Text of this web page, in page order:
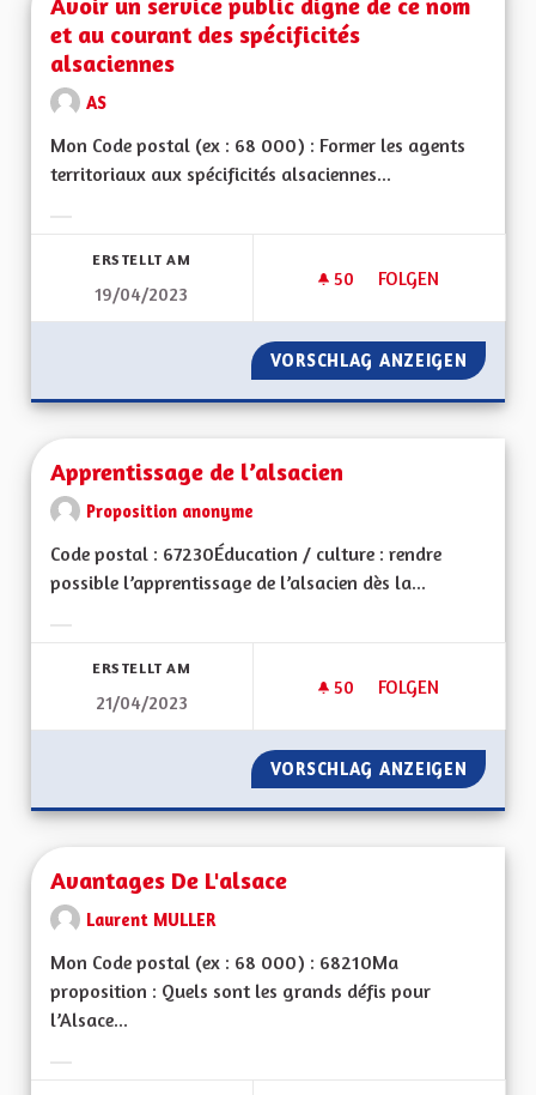
et au courant des spécificités
alsaciennes
AS
Mon Code postal (ex : 68 000) : Former les agents
territoriaux aux spécificités alsaciennes...
ERSTELLT AM
19/04/2023
50 50 FOLLOWER
FOLGEN
AVOIR UN
VORSCHLAG ANZEIGEN AVOIR
Apprentissage de l’alsacien
Proposition anonyme
Code postal : 67230Éducation / culture : rendre
possible l’apprentissage de l’alsacien dès la...
ERSTELLT AM
21/04/2023
50 50 FOLLOWER
FOLGEN
APPRENTISSAGE
VORSCHLAG ANZEIGEN
Avantages De L'alsace
Laurent MULLER
Mon Code postal (ex : 68 000) : 68210Ma
proposition : Quels sont les grands défis pour
l’Alsace...